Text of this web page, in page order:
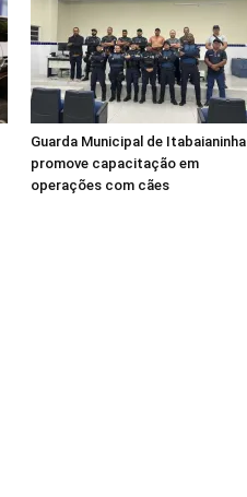
Guarda Municipal de Itabaianinha
promove capacitação em
operações com cães